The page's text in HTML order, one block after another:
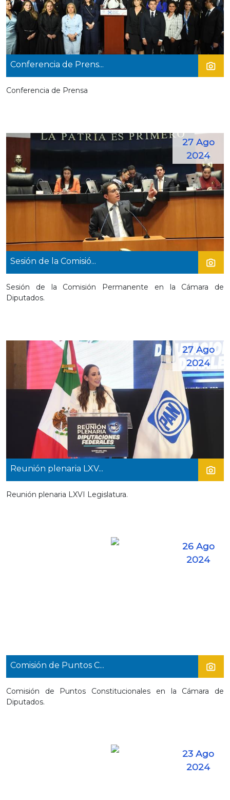
Conferencia de Prens...
Conferencia de Prensa
27 Ago
2024
Sesión de la Comisió...
Sesión de la Comisión Permanente en la Cámara de
Diputados.
27 Ago
2024
Reunión plenaria LXV...
Reunión plenaria LXVI Legislatura.
26 Ago
2024
Comisión de Puntos C...
Comisión de Puntos Constitucionales en la Cámara de
Diputados.
23 Ago
2024